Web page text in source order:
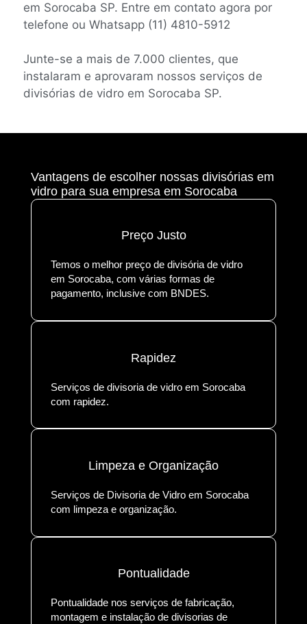
em Sorocaba SP. Entre em contato agora por
telefone ou Whatsapp (11) 4810-5912
Junte-se a mais de 7.000 clientes, que
instalaram e aprovaram nossos serviços de
divisórias de vidro em Sorocaba SP.
Vantagens de escolher nossas divisórias em
vidro para sua empresa em Sorocaba
Preço Justo
Temos o melhor preço de divisória de vidro
em Sorocaba, com várias formas de
pagamento, inclusive com BNDES.
Rapidez
Serviços de divisoria de vidro em Sorocaba
com rapidez.
Limpeza e Organização
Serviços de Divisoria de Vidro em Sorocaba
com limpeza e organização.
Pontualidade
Pontualidade nos serviços de fabricação,
montagem e instalação de divisorias de